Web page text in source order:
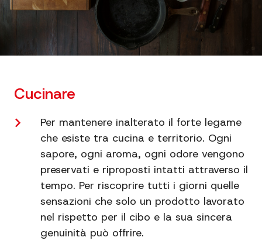
Cucinare
Per mantenere inalterato il forte legame
che esiste tra cucina e territorio. Ogni
sapore, ogni aroma, ogni odore vengono
preservati e riproposti intatti attraverso il
tempo. Per riscoprire tutti i giorni quelle
sensazioni che solo un prodotto lavorato
nel rispetto per il cibo e la sua sincera
genuinità può offrire.